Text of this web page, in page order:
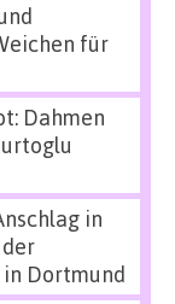
für
Dahmen
in
Dortmund